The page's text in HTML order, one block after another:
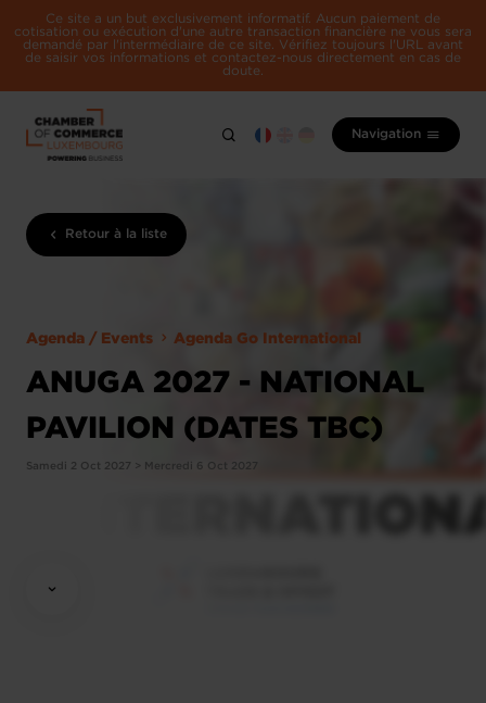
Ce site a un but exclusivement informatif. Aucun paiement de
cotisation ou exécution d'une autre transaction financière ne vous sera
demandé par l'intermédiaire de ce site. Vérifiez toujours l'URL avant
de saisir vos informations et contactez-nous directement en cas de
doute.
Navigation
Retour à la liste
Agenda / Events Agenda Go International
ANUGA 2027 - NATIONAL
PAVILION (DATES TBC)
Samedi 2 Oct 2027 > Mercredi 6 Oct 2027